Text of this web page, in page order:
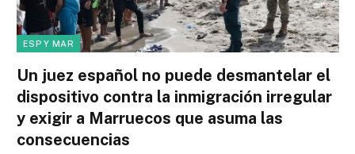
ESP Y MAR
Un juez español no puede desmantelar el
dispositivo contra la inmigración irregular
y exigir a Marruecos que asuma las
consecuencias